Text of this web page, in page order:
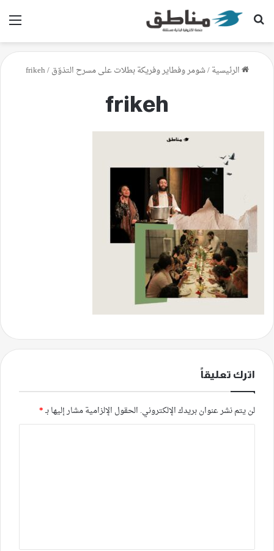
بحث عن
الرئيسية/شومر وفطاير وفريكة بطلات على مسرح التذوّق/
frikeh
frikeh
اترك تعليقاً
لن يتم نشر عنوان بريدك الإلكتروني. الحقول الإلزامية مشار إليها بـ*